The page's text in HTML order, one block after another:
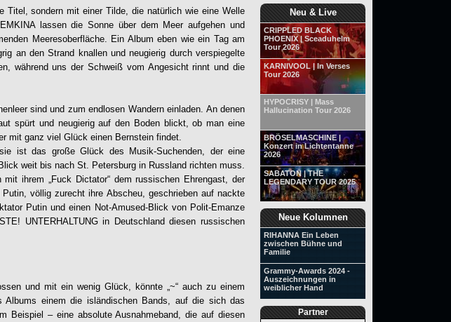
Neu & Live
CRIPPLED BLACK
PHOENIX | Sceaduhelm
Tour 2026
KARNIVOOL | In Verses
Tour 2026
HYPOCRISY | Mass
Hallucination Tour 2026
BRÖSELMASCHINE |
Konzert in Lichtentanne
2026
SABATON | THE
LEGENDARY TOUR 2025
Neue Kolumnen
RIHANNA Ein Leben
zwischen Bühne und
Familie
Grammy-Awards 2024 -
Auszeichnungen in
weiblicher Hand
Partner
Titel, sondern mit einer Tilde, die natürlich wie eine Welle
lassen die Sonne über dem Meer aufgehen und
Meeresoberfläche. Ein Album eben wie ein Tag am
an den Strand knallen und neugierig durch verspiegelte
während uns der Schweiß vom Angesicht rinnt und die
sind und zum endlosen Wandern einladen. An denen
spürt und neugierig auf den Boden blickt, ob man eine
mit ganz viel Glück einen Bernstein findet.
ist das große Glück des Musik-Suchenden, der eine
weit bis nach St. Petersburg in Russland richten muss.
ihrem „Fuck Dictator“ dem russischen Ehrengast, der
völlig zurecht ihre Abscheu, geschrieben auf nackte
Putin und einen Not-Amused-Blick von Polit-Emanze
UNTERHALTUNG in Deutschland diesen russischen
und mit ein wenig Glück, könnte „~“ auch zu einem
einem die isländischen Bands, auf die sich das
Beispiel – eine absolute Ausnahmeband, die auf diesen